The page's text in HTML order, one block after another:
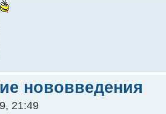
нововведения
21:49